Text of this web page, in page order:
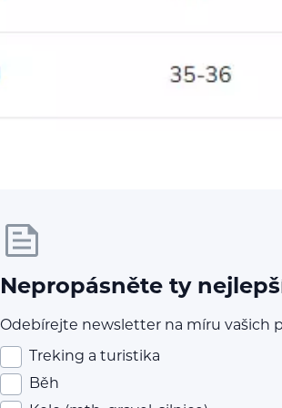
Nepropásněte ty
Odebírejte newsletter na míru vašich
Treking a turistika
Běh